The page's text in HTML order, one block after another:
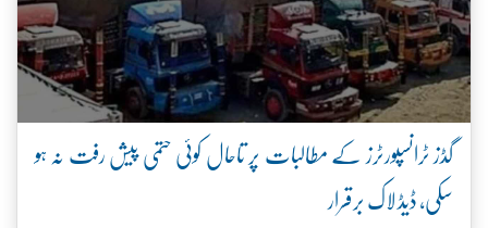
گڈز ٹرانسپورٹرز کے مطالبات پر تاحال کوئی حتمی پیش رفت نہ ہو
سکی، ڈیڈ لاک برقرار